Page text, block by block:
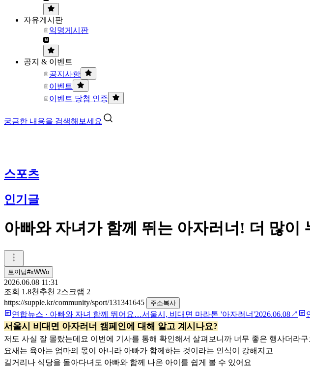
자유게시판
익명게시판
공지 & 이벤트
공지사항
이벤트
이벤트 당첨 인증
궁금한 내용을 검색해보세요
스포츠
인기글
아빠와 자녀가 함께 뛰는 아자러너! 더 많이
토끼님#xWWo
2026.06.08 11:31
조회 1.8천 추천 2스크랩 2
https://supple.kr/community/sport/131341645
주소복사
연합뉴스 · 아빠와 자녀 함께 뛰어요…서울시, 비대면 마라톤 '아자러너'2026.06.08↗
서울시 비대면 아자러너 캠페인에 대해 알고 계시나요?
저도 사실 잘 몰랐는데요 이번에 기사를 통해 확인해서 살펴보니까 너무 좋은 행사더라구
요새는 육아는 엄마의 몫이 아니라 아빠가 함께하는 것이라는 인식이 강해지고
길거리나 식당을 돌아다녀도 아빠와 함께 나온 아이를 쉽게 볼 수 있어요